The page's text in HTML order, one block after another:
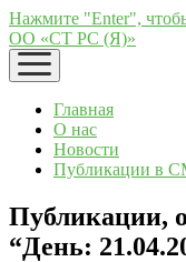
Нажмите "Enter",
ОО «СТ РС (Я)»
открыть
меню
Главная
О нас
Новости
Публикации в
Публикации,
“День: